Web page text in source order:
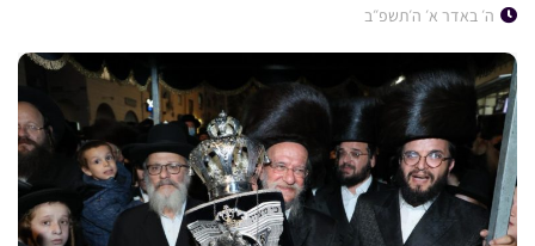
ה׳ באדר א׳ ה׳תשפ״ב